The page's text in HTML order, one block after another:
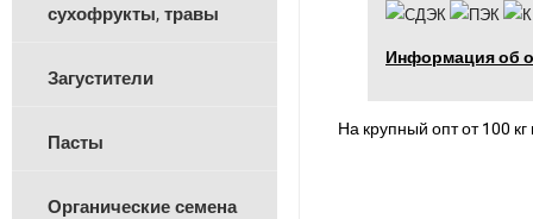
Информация об
На крупный опт от 100
сухофрукты, травы
Загустители
Пасты
Органические семена